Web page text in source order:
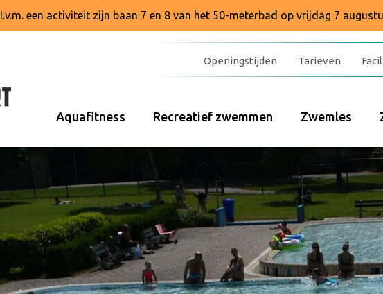
I.v.m. een activiteit zijn baan 7 en 8 van het 50-meterbad op vrijdag 7
Openingstijden Tarieven
Aquafitness Recreatief zwemmen Zwemles